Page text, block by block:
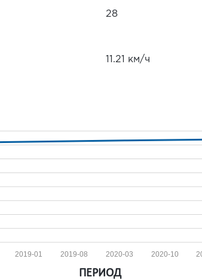
28
11.21 км/ч
2020-10
2020-03
2019-08
2019-01
ПЕРИОД